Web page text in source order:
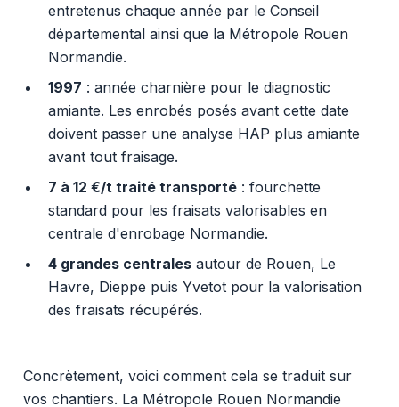
entretenus chaque année par le Conseil
départemental ainsi que la Métropole Rouen
Normandie.
1997 : année charnière pour le diagnostic
amiante. Les enrobés posés avant cette date
doivent passer une analyse HAP plus amiante
avant tout fraisage.
7 à 12 €/t traité transporté: fourchette
standard pour les fraisats valorisables en
centrale d'enrobage Normandie.
4 grandes centralesautour de Rouen, Le
Havre, Dieppe puis Yvetot pour la valorisation
des fraisats récupérés.
Concrètement, voici comment cela se traduit sur
vos chantiers. La Métropole Rouen Normandie